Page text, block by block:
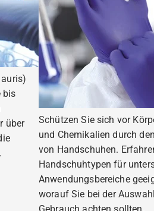
bis
über
Schützen Sie sich vor
und Chemikalien durch
von Handschuhen.
Handschuhtypen für
Anwendungsbereiche
worauf Sie bei der